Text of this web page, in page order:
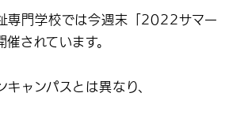
専門学校では今週末「2022サマー
されています。
ャンパスとは異なり、